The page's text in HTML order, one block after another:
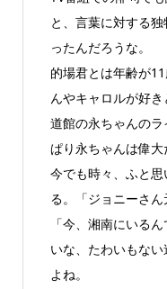
と、言葉に対する
ったんだろうな。
的場君とは年齢が
んやキャロルが好
道館の永ちゃんの
ぱり永ちゃんは偉大
今でも時々、ふと
る。「ジョニーさ
「今、湘南にいる
いな、たわいもな
よね。